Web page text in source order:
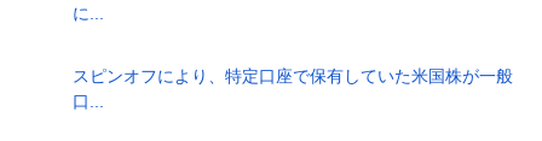
に...
スピンオフにより、特定口座で保有していた米国株が一般
口...